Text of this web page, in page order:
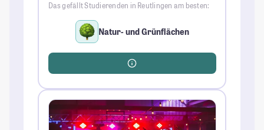
Das gefällt Studierenden in Reutlingen am besten:
Natur- und Grünflächen